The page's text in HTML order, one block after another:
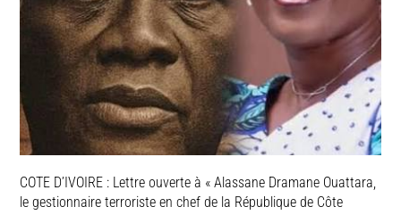
COTE D’IVOIRE : Lettre ouverte à « Alassane Dramane Ouattara,
le gestionnaire terroriste en chef de la République de Côte